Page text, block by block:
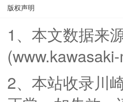
版权声明
1、本文数据来
2、本站收录川